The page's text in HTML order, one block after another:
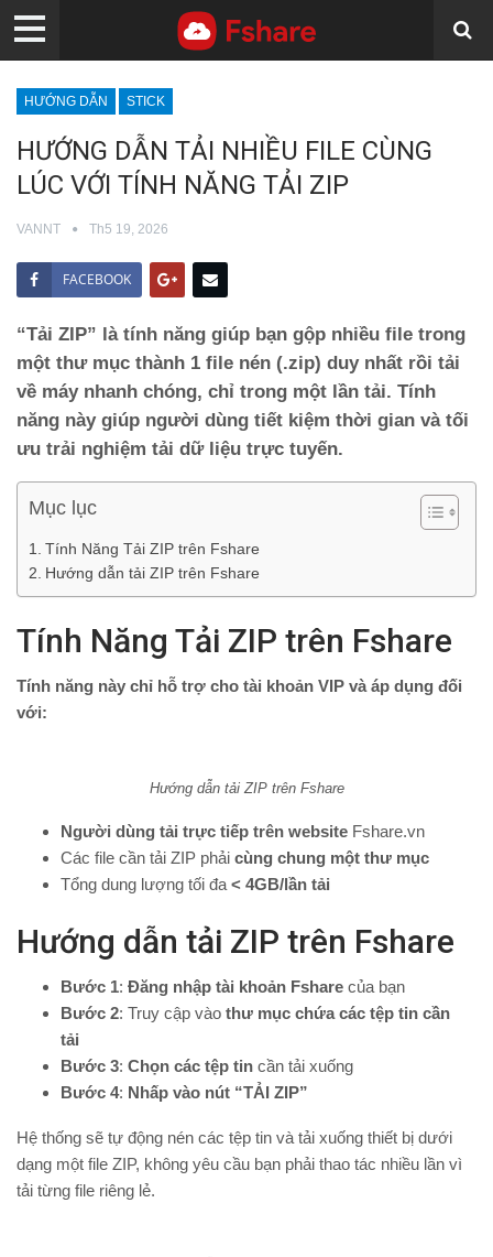
HƯỚNG DẪN STICK
HƯỚNG DẪN TẢI NHIỀU FILE CÙNG
LÚC VỚI TÍNH NĂNG TẢI ZIP
VANNT Th5 19, 2026
FACEBOOK
“Tải ZIP” là tính năng giúp bạn gộp nhiều file trong
một thư mục thành 1 file nén (.zip) duy nhất rồi tải
về máy nhanh chóng, chỉ trong một lần tải. Tính
năng này giúp người dùng tiết kiệm thời gian và tối
ưu trải nghiệm tải dữ liệu trực tuyến.
Mục lục
Tính Năng Tải ZIP trên Fshare
Hướng dẫn tải ZIP trên Fshare
Tính Năng Tải ZIP trên Fshare
Tính năng này chỉ hỗ trợ cho tài khoản VIP và áp dụng đối
với:
Hướng dẫn tải ZIP trên Fshare
Người dùng tải trực tiếp trên website Fshare.vn
Các file cần tải ZIP phải cùng chung một thư mục
Tổng dung lượng tối đa < 4GB/lần tải
Hướng dẫn tải ZIP trên Fshare
Bước 1: Đăng nhập tài khoản Fshare của bạn
Bước 2: Truy cập vào thư mục chứa các tệp tin cần
tải
Bước 3: Chọn các tệp tin cần tải xuống
Bước 4: Nhấp vào nút “TẢI ZIP”
Hệ thống sẽ tự động nén các tệp tin và tải xuống thiết bị dưới
dạng một file ZIP, không yêu cầu bạn phải thao tác nhiều lần vì
tải từng file riêng lẻ.